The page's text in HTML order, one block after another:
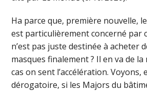
Ha parce que, première nouvelle,
est particulièrement concerné par
n’est pas juste destinée à acheter
masques finalement ? Il en va de
cas on sent l’accélération. Voyons,
dérogatoire, si les Majors du